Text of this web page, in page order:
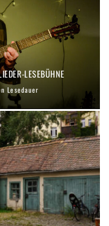
LESEBÜHNE
Lesedauer